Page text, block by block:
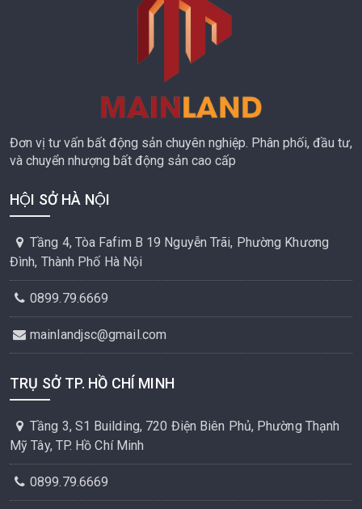
Đơn vị tư vấn bất động sản chuyên nghiệp. Phân phối, đầu tư,
và chuyển nhượng bất động sản cao cấp
HỘI SỞ HÀ NỘI
Tầng 4, Tòa Fafim B 19 Nguyễn Trãi, Phường Khương
Đình, Thành Phố Hà Nội
0899.79.6669
mainlandjsc@gmail.com
TRỤ SỞ TP. HỒ CHÍ MINH
Tầng 3, S1 Building, 720 Điện Biên Phủ, Phường Thạnh
Mỹ Tây, TP. Hồ Chí Minh
0899.79.6669